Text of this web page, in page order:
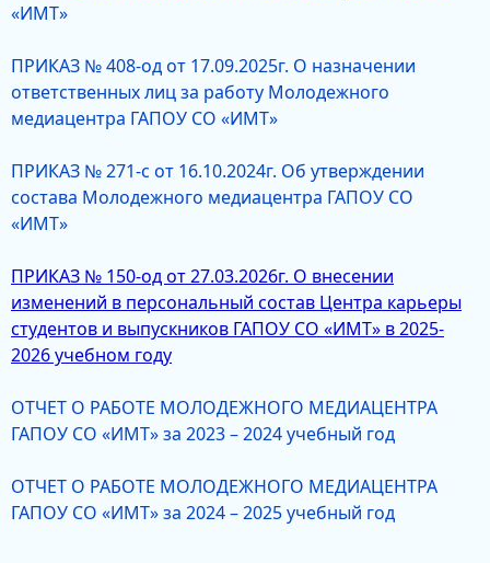
«ИМТ»
ПРИКАЗ № 408-од от 17.09.2025г. О назначении
ответственных лиц за работу Молодежного
медиацентра ГАПОУ СО «ИМТ»
ПРИКАЗ № 271-с от 16.10.2024г. Об утверждении
состава Молодежного медиацентра ГАПОУ СО
«ИМТ»
ПРИКАЗ № 150-од от 27.03.2026г. О внесении
изменений в персональный состав Центра карьеры
студентов и выпускников ГАПОУ СО «ИМТ» в 2025-
2026 учебном году
ОТЧЕТ О РАБОТЕ МОЛОДЕЖНОГО МЕДИАЦЕНТРА
ГАПОУ СО «ИМТ» за 2023 – 2024 учебный год
ОТЧЕТ О РАБОТЕ МОЛОДЕЖНОГО МЕДИАЦЕНТРА
ГАПОУ СО «ИМТ» за 2024 – 2025 учебный год